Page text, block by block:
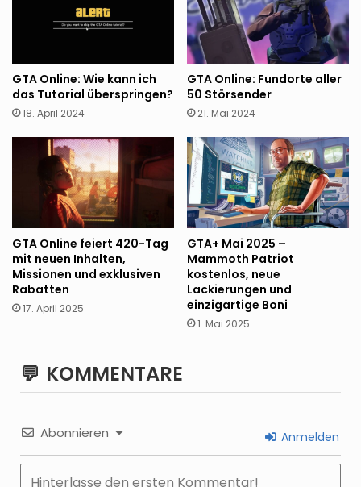
GTA Online: Wie kann ich
das Tutorial überspringen?
18. April 2024
GTA Online: Fundorte aller
50 Störsender
21. Mai 2024
GTA Online feiert 420-Tag
mit neuen Inhalten,
Missionen und exklusiven
Rabatten
17. April 2025
GTA+ Mai 2025 –
Mammoth Patriot
kostenlos, neue
Lackierungen und
einzigartige Boni
1. Mai 2025
KOMMENTARE
Abonnieren Anmelden